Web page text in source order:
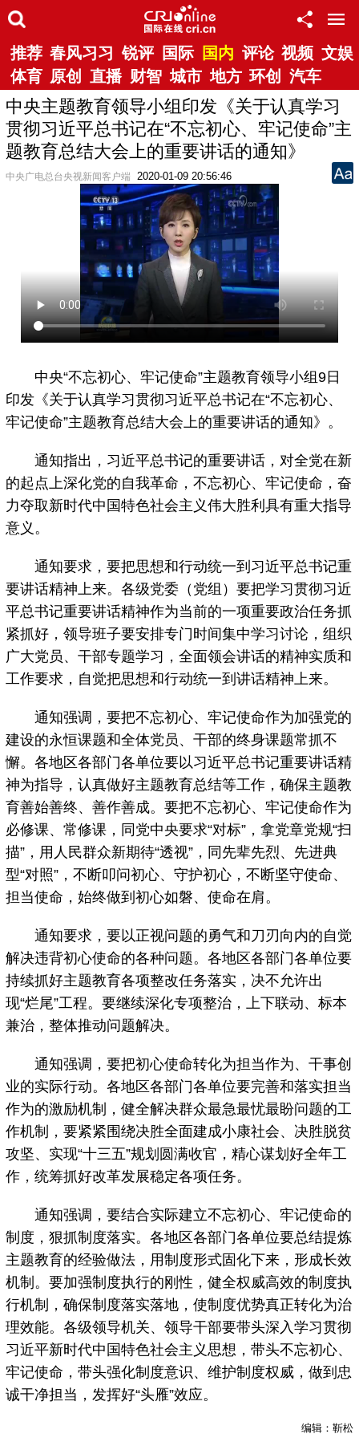
推荐 春风习习 锐评 国际 国内 评论 视频 文娱
体育 原创 直播 财智 城市 地方 环创 汽车
中央主题教育领导小组印发《关于认真学习
贯彻习近平总书记在“不忘初心、牢记使命”主
题教育总结大会上的重要讲话的通知》
中央广电总台央视新闻客户端 2020-01-09 20:56:46
中央“不忘初心、牢记使命”主题教育领导小组9日
印发《关于认真学习贯彻习近平总书记在“不忘初心、
牢记使命”主题教育总结大会上的重要讲话的通知》。
通知指出，习近平总书记的重要讲话，对全党在新
的起点上深化党的自我革命，不忘初心、牢记使命，奋
力夺取新时代中国特色社会主义伟大胜利具有重大指导
意义。
通知要求，要把思想和行动统一到习近平总书记重
要讲话精神上来。各级党委（党组）要把学习贯彻习近
平总书记重要讲话精神作为当前的一项重要政治任务抓
紧抓好，领导班子要安排专门时间集中学习讨论，组织
广大党员、干部专题学习，全面领会讲话的精神实质和
工作要求，自觉把思想和行动统一到讲话精神上来。
通知强调，要把不忘初心、牢记使命作为加强党的
建设的永恒课题和全体党员、干部的终身课题常抓不
懈。各地区各部门各单位要以习近平总书记重要讲话精
神为指导，认真做好主题教育总结等工作，确保主题教
育善始善终、善作善成。要把不忘初心、牢记使命作为
必修课、常修课，同党中央要求“对标”，拿党章党规“扫
描”，用人民群众新期待“透视”，同先辈先烈、先进典
型“对照”，不断叩问初心、守护初心，不断坚守使命、
担当使命，始终做到初心如磐、使命在肩。
通知要求，要以正视问题的勇气和刀刃向内的自觉
解决违背初心使命的各种问题。各地区各部门各单位要
持续抓好主题教育各项整改任务落实，决不允许出
现“烂尾”工程。要继续深化专项整治，上下联动、标本
兼治，整体推动问题解决。
通知强调，要把初心使命转化为担当作为、干事创
业的实际行动。各地区各部门各单位要完善和落实担当
作为的激励机制，健全解决群众最急最忧最盼问题的工
作机制，要紧紧围绕决胜全面建成小康社会、决胜脱贫
攻坚、实现“十三五”规划圆满收官，精心谋划好全年工
作，统筹抓好改革发展稳定各项任务。
通知强调，要结合实际建立不忘初心、牢记使命的
制度，狠抓制度落实。各地区各部门各单位要总结提炼
主题教育的经验做法，用制度形式固化下来，形成长效
机制。要加强制度执行的刚性，健全权威高效的制度执
行机制，确保制度落实落地，使制度优势真正转化为治
理效能。各级领导机关、领导干部要带头深入学习贯彻
习近平新时代中国特色社会主义思想，带头不忘初心、
牢记使命，带头强化制度意识、维护制度权威，做到忠
诚干净担当，发挥好“头雁”效应。
编辑：靳松